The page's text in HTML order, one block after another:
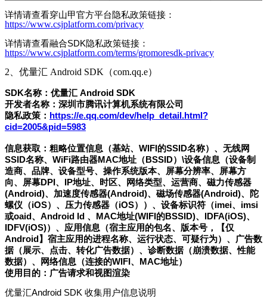
详情请查看穿山甲官方平台隐私政策链接：
https://www.csjplatform.com/privacy
详情请查看融合SDK隐私政策链接：
https://www.csjplatform.com/terms/gromoresdk-privacy
2、优量汇 Android SDK（com.qq.e）
SDK名称：优量汇 Android SDK
开发者名称：深圳市腾讯计算机系统有限公司
隐私政策： https://e.qq.com/dev/help_detail.html?
cid=2005&pid=5983
信息获取：粗略位置信息（基站、WIFI的SSID名称）、无线网
SSID名称、WiFi路由器MAC地址（BSSID）\设备信息（设备制
造商、品牌、设备型号、操作系统版本、屏幕分辨率、屏幕方
向、屏幕DPI、IP地址、时区、网络类型、运营商、磁力传感器
(Android)、加速度传感器(Android)、磁场传感器(Android)、陀
螺仪（iOS）、压力传感器（iOS））、设备标识符（imei、imsi
或oaid、Android Id 、MAC地址(WIFI的BSSID)、IDFA(iOS)、
IDFV(iOS)）、应用信息（宿主应用的包名、版本号，【仅
Android】宿主应用的进程名称、运行状态、可疑行为）、广告数
据（展示、点击、转化广告数据）、诊断数据（崩溃数据、性能
数据）、网络信息（连接的WIFI、MAC地址）
使用目的：广告请求和视图渲染
优量汇Android SDK 收集用户信息说明